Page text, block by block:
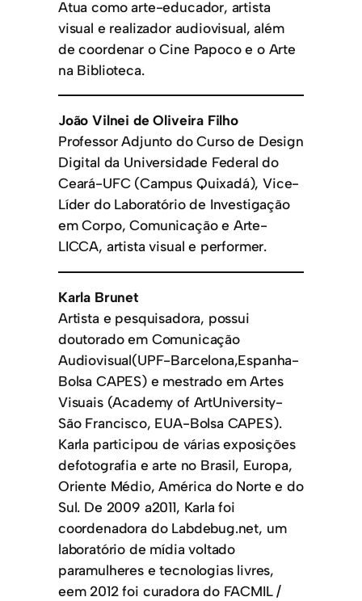
Atua como arte-educador, artista
visual e realizador audiovisual, além
de coordenar o Cine Papoco e o Arte
na Biblioteca.
João Vilnei de Oliveira Filho
​Professor Adjunto do Curso de Design
Digital da Universidade Federal do
Ceará-UFC (Campus Quixadá), Vice-
Líder do Laboratório de Investigação
em Corpo, Comunicação e Arte-
LICCA, artista visual e performer.
Karla Brunet
Artista e pesquisadora, possui
doutorado em Comunicação
Audiovisual(UPF-Barcelona,Espanha-
Bolsa CAPES) e mestrado em Artes
Visuais (Academy of ArtUniversity-
São Francisco, EUA-Bolsa CAPES).
Karla participou de várias exposições
defotografia e arte no Brasil, Europa,
Oriente Médio, América do Norte e do
Sul. De 2009 a2011, Karla foi
coordenadora do Labdebug.net, um
laboratório de mídia voltado
paramulheres e tecnologias livres,
eem 2012 foi curadora do FACMIL /